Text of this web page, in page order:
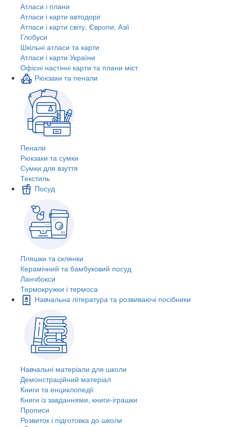
Атласи і плани
Атласи і карти автодоріг
Атласи і карти світу, Європи, Азії
Глобуси
Шкільні атласи та карти
Атласи і карти України
Офісні настінні карти та плани міст
Рюкзаки та пенали
Пенали
Рюкзаки та сумки
Сумки для взуття
Текстиль
Посуд
Пляшки та склянки
Керамічний та бамбуковий посуд
Ланчбокси
Термокружки і термоса
Навчальна література та розвиваючі посібники
Навчальні матеріали для школи
Демонстраційний матеріал
Книги та енциклопедії
Книги із завданнями, книги-іграшки
Прописи
Розвиток і підготовка до школи